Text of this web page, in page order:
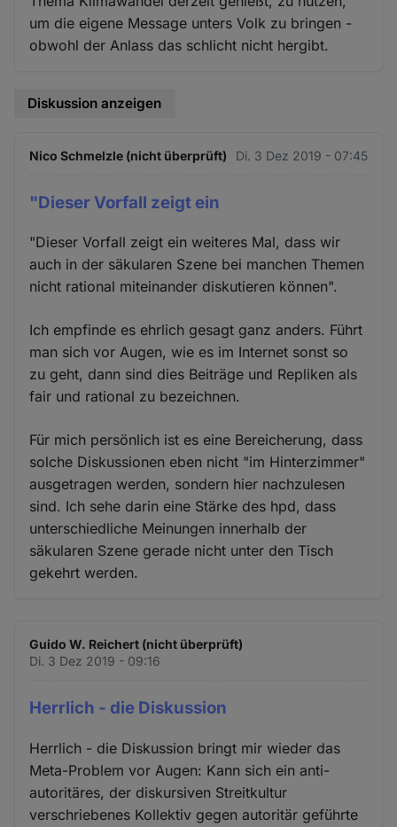
um die eigene Message unters Volk zu bringen -
obwohl der Anlass das schlicht nicht hergibt.
Diskussion anzeigen
Nico Schmelzle (nicht überprüft) Di. 3 Dez 2019 - 07:45
"Dieser Vorfall zeigt ein
"Dieser Vorfall zeigt ein weiteres Mal, dass wir
auch in der säkularen Szene bei manchen Themen
nicht rational miteinander diskutieren können".
Ich empfinde es ehrlich gesagt ganz anders. Führt
man sich vor Augen, wie es im Internet sonst so
zu geht, dann sind dies Beiträge und Repliken als
fair und rational zu bezeichnen.
Für mich persönlich ist es eine Bereicherung, dass
solche Diskussionen eben nicht "im Hinterzimmer"
ausgetragen werden, sondern hier nachzulesen
sind. Ich sehe darin eine Stärke des hpd, dass
unterschiedliche Meinungen innerhalb der
säkularen Szene gerade nicht unter den Tisch
gekehrt werden.
Guido W. Reichert (nicht überprüft)
Di. 3 Dez 2019 - 09:16
Herrlich - die Diskussion
Herrlich - die Diskussion bringt mir wieder das
Meta-Problem vor Augen: Kann sich ein anti-
autoritäres, der diskursiven Streitkultur
verschriebenes Kollektiv gegen autoritär geführte